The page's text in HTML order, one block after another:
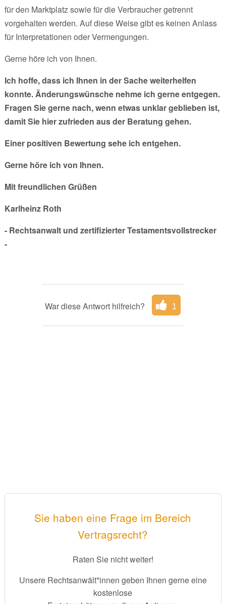
für den Marktplatz sowie für die Verbraucher getrennt
vorgehalten werden. Auf diese Weise gibt es keinen Anlass
für Interpretationen oder Vermengungen.
Gerne höre ich von Ihnen.
Ich hoffe, dass ich Ihnen in der Sache weiterhelfen
konnte. Änderungswünsche nehme ich gerne entgegen.
Fragen Sie gerne nach, wenn etwas unklar geblieben ist,
damit Sie hier zufrieden aus der Beratung gehen.
Einer positiven Bewertung sehe ich entgehen.
Gerne höre ich von Ihnen.
Mit freundlichen Grüßen
Karlheinz Roth
- Rechtsanwalt und zertifizierter Testamentsvollstrecker
-
War diese Antwort hilfreich? 1
Sie haben eine Frage im Bereich
Vertragsrecht?
Raten Sie nicht weiter!
Unsere Rechtsanwält*innen geben Ihnen gerne eine
kostenlose